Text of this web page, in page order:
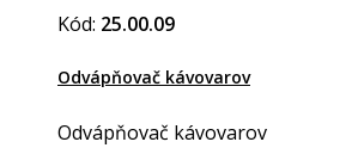
Kód: 25.00.09
Odvápňovač kávovarov
Odvápňovač kávovarov